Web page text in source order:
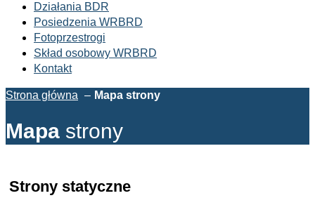
Działania BDR
Posiedzenia WRBRD
Fotoprzestrogi
Skład osobowy WRBRD
Kontakt
Strona główna Mapa strony
Mapa strony
Strony statyczne